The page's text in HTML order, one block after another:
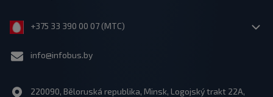
+375 33 390 00 07 (МТС)
info@infobus.by
220090, Běloruská republika, Minsk, Logojský trakt 22A,